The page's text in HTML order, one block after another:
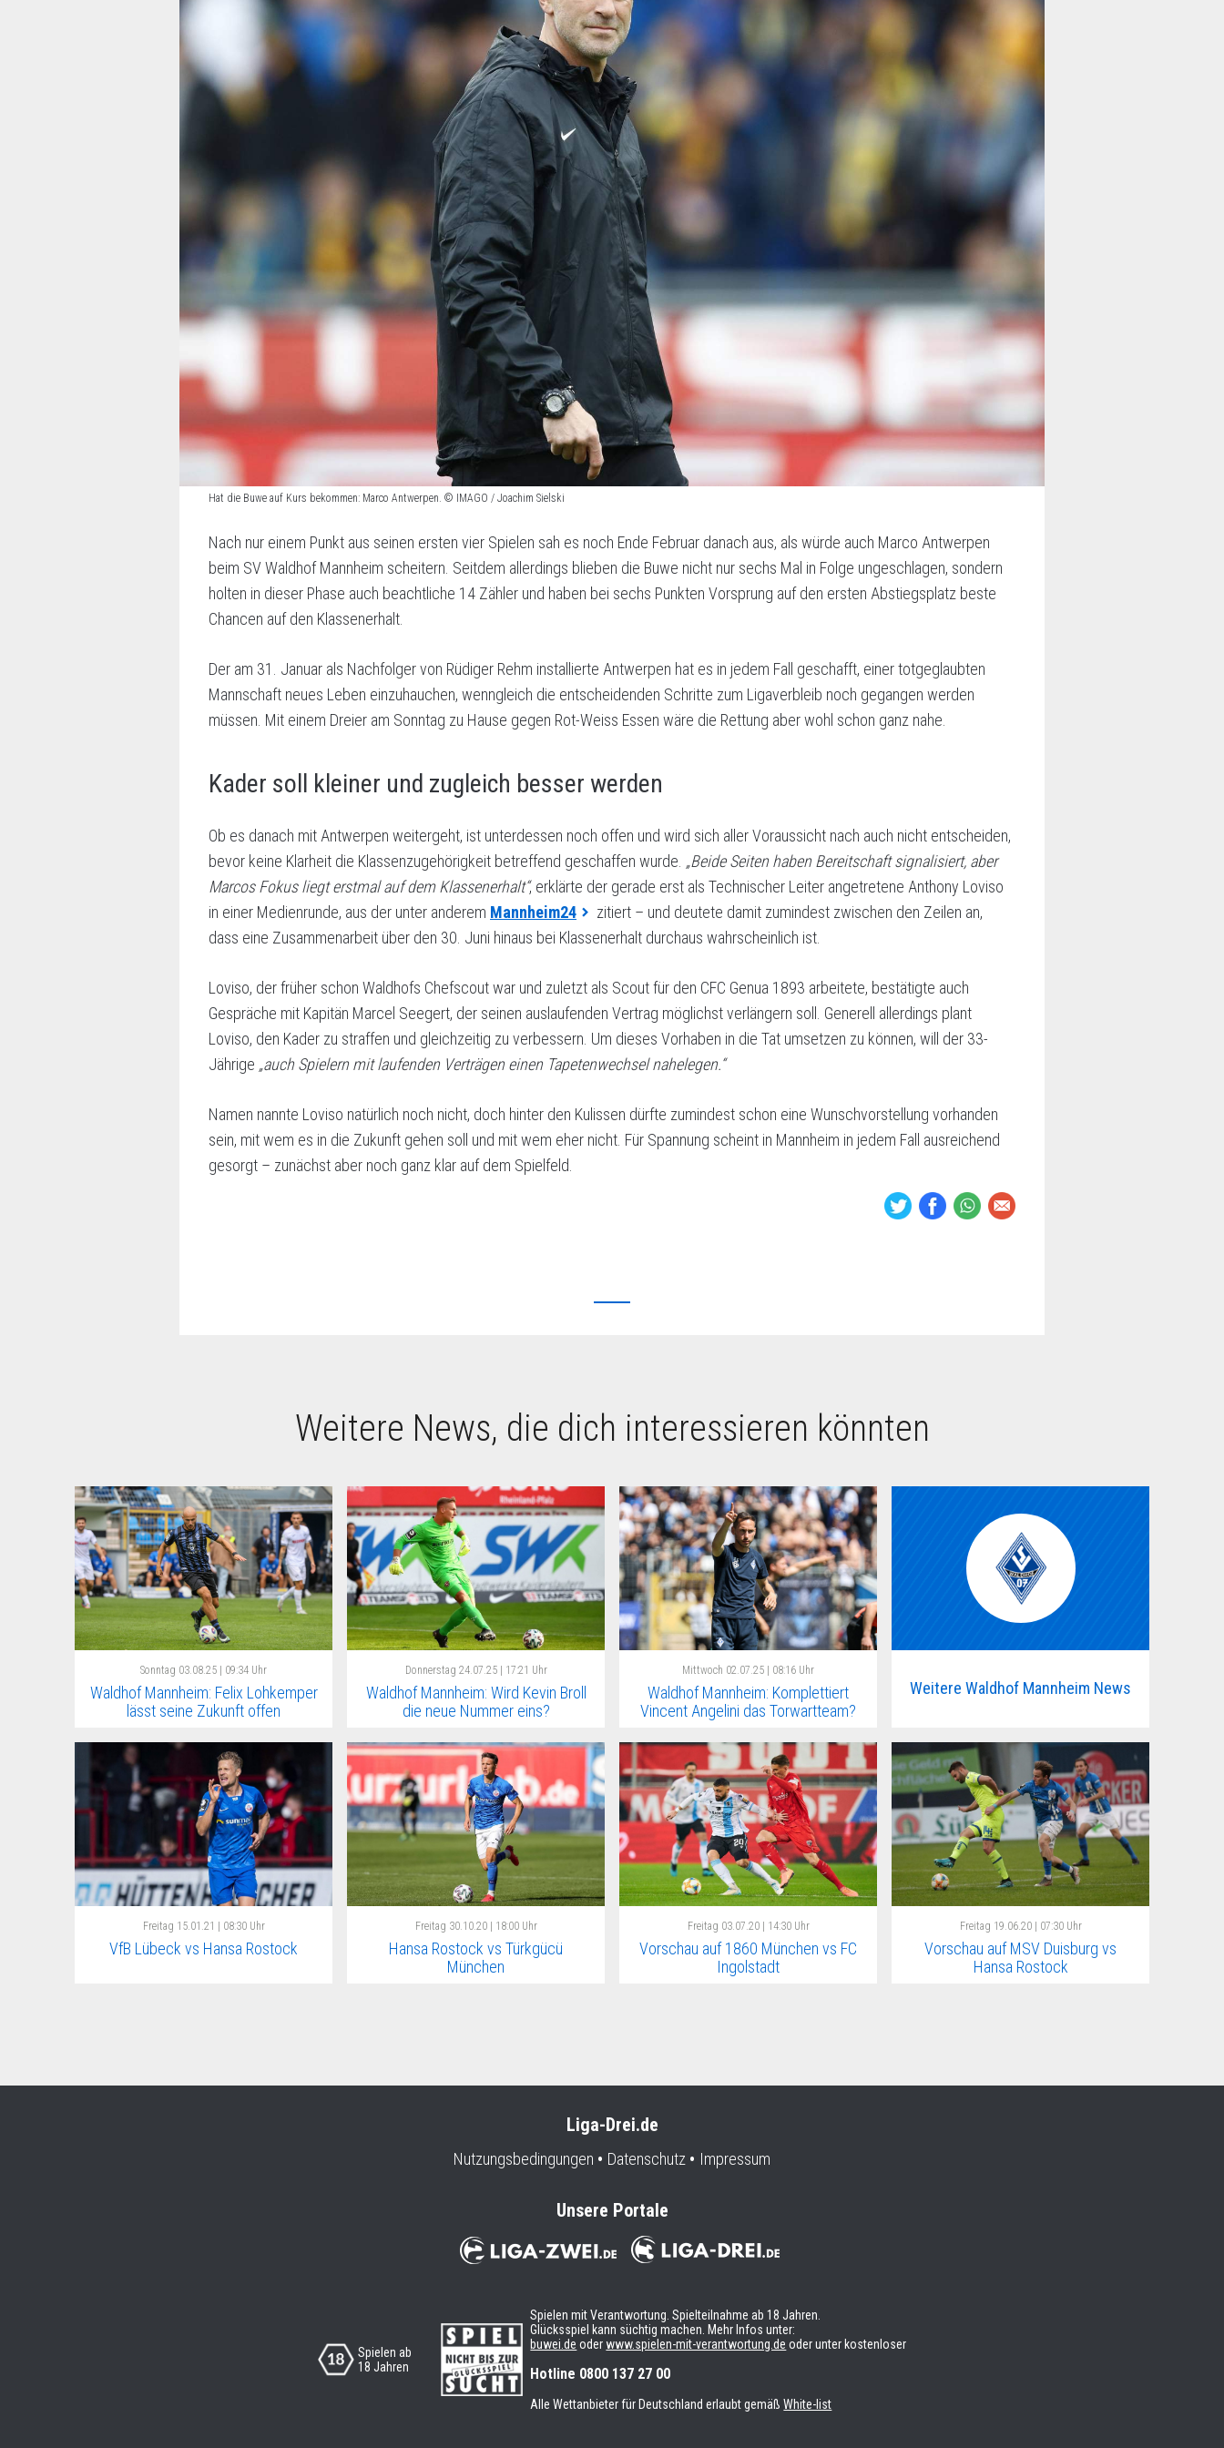
Hat die Buwe auf Kurs bekommen: Marco Antwerpen. © IMAGO / Joachim Sielski
Nach nur einem Punkt aus seinen ersten vier Spielen sah es noch Ende Februar danach aus, als würde auch Marco Antwerpen
beim SV Waldhof Mannheim scheitern. Seitdem allerdings blieben die Buwe nicht nur sechs Mal in Folge ungeschlagen, sondern
holten in dieser Phase auch beachtliche 14 Zähler und haben bei sechs Punkten Vorsprung auf den ersten Abstiegsplatz beste
Chancen auf den Klassenerhalt.
Der am 31. Januar als Nachfolger von Rüdiger Rehm installierte Antwerpen hat es in jedem Fall geschafft, einer totgeglaubten
Mannschaft neues Leben einzuhauchen, wenngleich die entscheidenden Schritte zum Ligaverbleib noch gegangen werden
müssen. Mit einem Dreier am Sonntag zu Hause gegen Rot-Weiss Essen wäre die Rettung aber wohl schon ganz nahe.
Kader soll kleiner und zugleich besser werden
Ob es danach mit Antwerpen weitergeht, ist unterdessen noch offen und wird sich aller Voraussicht nach auch nicht entscheiden,
bevor keine Klarheit die Klassenzugehörigkeit betreffend geschaffen wurde. „Beide Seiten haben Bereitschaft signalisiert, aber
Marcos Fokus liegt erstmal auf dem Klassenerhalt“, erklärte der gerade erst als Technischer Leiter angetretene Anthony Loviso
in einer Medienrunde, aus der unter anderem Mannheim24
zitiert – und deutete damit zumindest zwischen den Zeilen an,
dass eine Zusammenarbeit über den 30. Juni hinaus bei Klassenerhalt durchaus wahrscheinlich ist.
Loviso, der früher schon Waldhofs Chefscout war und zuletzt als Scout für den CFC Genua 1893 arbeitete, bestätigte auch
Gespräche mit Kapitän Marcel Seegert, der seinen auslaufenden Vertrag möglichst verlängern soll. Generell allerdings plant
Loviso, den Kader zu straffen und gleichzeitig zu verbessern. Um dieses Vorhaben in die Tat umsetzen zu können, will der 33-
Jährige „auch Spielern mit laufenden Verträgen einen Tapetenwechsel nahelegen.“
Namen nannte Loviso natürlich noch nicht, doch hinter den Kulissen dürfte zumindest schon eine Wunschvorstellung vorhanden
sein, mit wem es in die Zukunft gehen soll und mit wem eher nicht. Für Spannung scheint in Mannheim in jedem Fall ausreichend
gesorgt – zunächst aber noch ganz klar auf dem Spielfeld.
Weitere News, die dich interessieren könnten
Sonntag 03.08.25 | 09:34 Uhr
Waldhof Mannheim: Felix Lohkemper
lässt seine Zukunft offen
Donnerstag 24.07.25 | 17:21 Uhr
Waldhof Mannheim: Wird Kevin Broll
die neue Nummer eins?
Mittwoch 02.07.25 | 08:16 Uhr
Waldhof Mannheim: Komplettiert
Vincent Angelini das Torwartteam?
Weitere Waldhof Mannheim News
Freitag 15.01.21 | 08:30 Uhr
VfB Lübeck vs Hansa Rostock
Freitag 30.10.20 | 18:00 Uhr
Hansa Rostock vs Türkgücü
München
Freitag 03.07.20 | 14:30 Uhr
Vorschau auf 1860 München vs FC
Ingolstadt
Freitag 19.06.20 | 07:30 Uhr
Vorschau auf MSV Duisburg vs
Hansa Rostock
Liga-Drei.de
Nutzungsbedingungen Datenschutz Impressum
Unsere Portale
Spielen ab
18 Jahren
Spielen mit Verantwortung. Spielteilnahme ab 18 Jahren.
Glücksspiel kann süchtig machen. Mehr Infos unter:
buwei.de oderwww.spielen-mit-verantwortung.de oder unter kostenloser
Hotline 0800 137 27 00
Alle Wettanbieter für Deutschland erlaubt gemäßWhite-list